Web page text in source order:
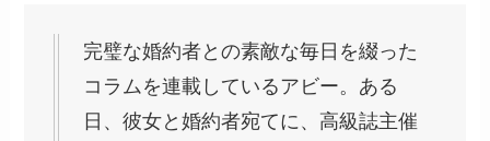
完璧な婚約者との素敵な毎日を綴った
コラムを連載しているアビー。ある
日、彼女と婚約者宛てに、高級誌主催